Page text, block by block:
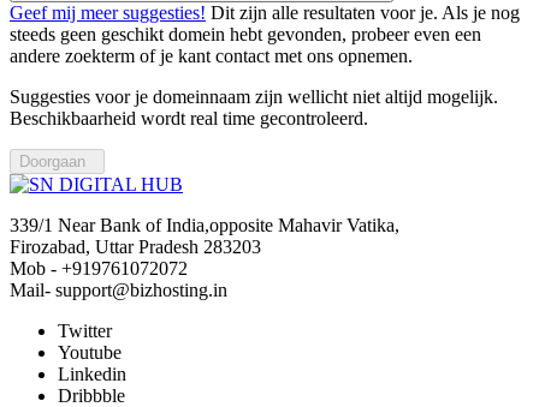
Geef mij meer suggesties! Dit zijn alle resultaten voor je. Als je nog
steeds geen geschikt domein hebt gevonden, probeer even een
andere zoekterm of je kant contact met ons opnemen.
Suggesties voor je domeinnaam zijn wellicht niet altijd mogelijk.
Beschikbaarheid wordt real time gecontroleerd.
339/1 Near Bank of India,opposite Mahavir Vatika,
Firozabad, Uttar Pradesh 283203
Mob - +919761072072
Mail- support@bizhosting.in
Twitter
Youtube
Linkedin
Dribbble